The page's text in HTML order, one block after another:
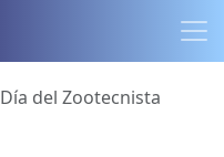
Día del Zootecnista